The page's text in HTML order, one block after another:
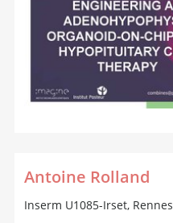
Antoine Rolland
Inserm U1085-Irset, Rennes